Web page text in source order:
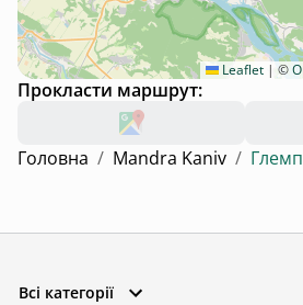
Leaflet | ©
Прокласти маршрут:
Головна / Mandra Kaniv /
Всі категорії